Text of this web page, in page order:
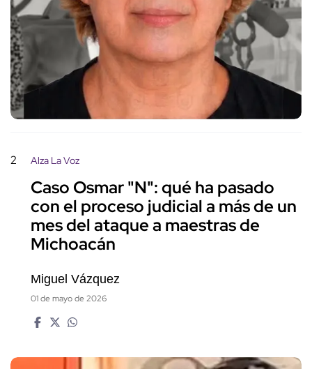
2 Alza La Voz
Caso Osmar "N": qué ha pasado
con el proceso judicial a más de un
mes del ataque a maestras de
Michoacán
Miguel Vázquez
01 de mayo de 2026